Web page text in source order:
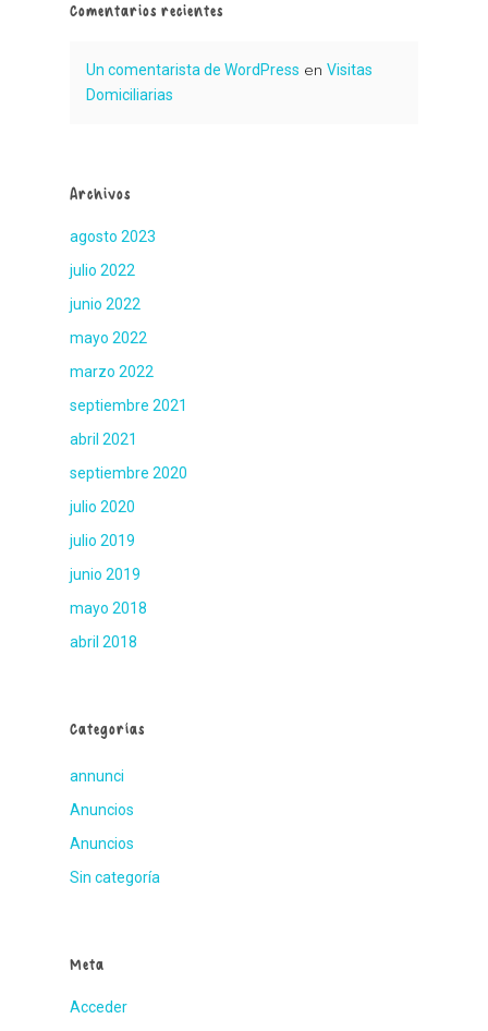
Comentarios recientes
Un comentarista de WordPress en Visitas
Domiciliarias
Archivos
agosto 2023
julio 2022
junio 2022
mayo 2022
marzo 2022
septiembre 2021
abril 2021
septiembre 2020
julio 2020
julio 2019
junio 2019
mayo 2018
abril 2018
Categorías
annunci
Anuncios
Anuncios
Sin categoría
Meta
Acceder